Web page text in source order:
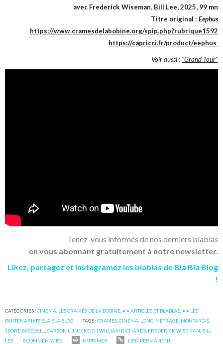
avec Frederick Wiseman, Bill Lee, 2025, 99 mn
Titre original : Eephus
https://www.cramesdelabobine.org/spip.php?rubrique1592
https://capricci.fr/product/eephus
Voir aussi : "Grand Tour"
Tenez-vous informés de nos derniers blablas
en vous abonnant gratuitement à notre newsletter.
Likez, partagez et instagramez les blablas de Bla Bla Blog
!
CATÉGORIES :CINÉMA LES CRAMÉS DE LA BOBINE • • ARTICLES ET BLABLAS • • LES
PARTENARIATS BLA BLA BLOG
TAGS :CRAMÉS ,CINÉMA LONG-MÉTRAGE MONTARGIS
SPORT, BASEBALL ,CARSON LUND KEITH WILLIAM RICHARDS FREDERICK WISEMAN BILL
LEE
0COMMENTAIRE IMPRIMER LIEN PERMANENT